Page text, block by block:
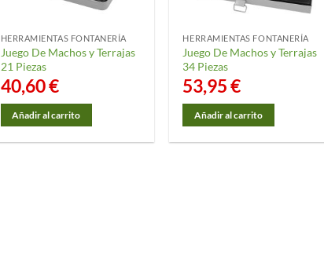
HERRAMIENTAS FONTANERÍA
Juego De Machos y Terrajas
21 Piezas
40,60€
Añadir al carrito
HERRAMIENTAS FONTANERÍA
Juego De Machos y Terrajas
34 Piezas
53,95€
Añadir al carrito